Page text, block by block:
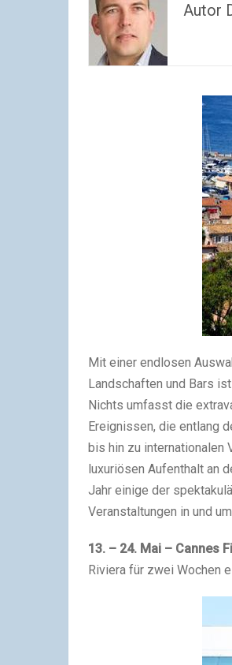
Autor
Mit einer endlosen
Landschaften und Bars
Nichts umfasst die
Ereignissen, die entlang
bis hin zu internationalen
luxuriösen Aufenthalt an
Jahr einige der
Veranstaltungen in und
13. – 24. Mai – Cannes
Riviera für zwei Wochen